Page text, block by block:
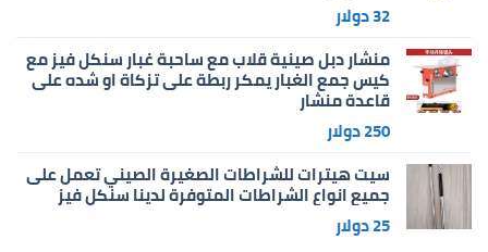
32دولار
منشار دبل صينية قلاب مع ساحبة غبار سنكل فيز مع
كيس جمع الغبار يمكر ربطة على تزكاة او شده على
قاعدة منشار
250دولار
سيت هيترات للشراطات الصغيرة الصيني تعمل على
جميع انواع الشراطات المتوفرة لدينا سنكل فيز
25دولار